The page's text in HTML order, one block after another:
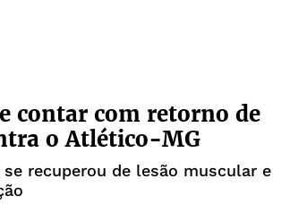
contar com retorno de
o Atlético-MG
recuperou de lesão muscular e